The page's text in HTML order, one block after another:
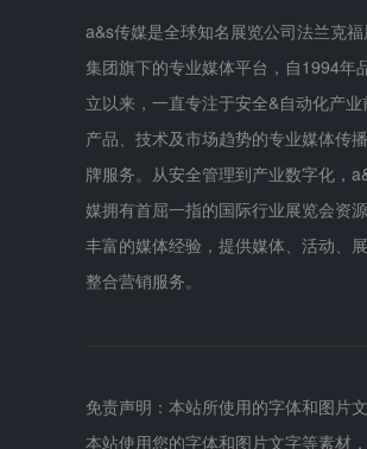
a&s传媒是全球知名展览公司法兰克
集团旗下的专业媒体平台，自1994年
立以来，一直专注于安全&自动化产业
产品、技术及市场趋势的专业媒体传
牌服务。从安全管理到产业数字化，
媒拥有首屈一指的国际行业展览会资
丰富的媒体经验，提供媒体、活动、
整合营销服务。
免责声明：本站所使用的字体和图片
本站使用您的字体和图片文字等素材